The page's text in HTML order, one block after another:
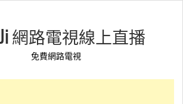
網路電視線上直播
免費網路電視